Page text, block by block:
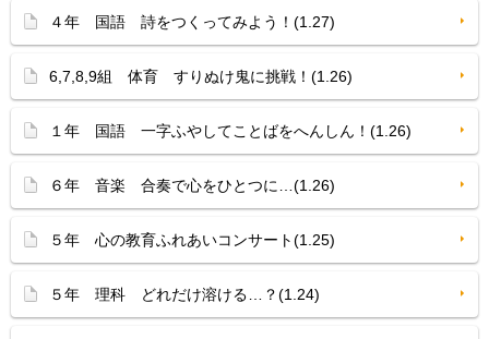
４年 国語 詩をつくってみよう！(1.27)
6,7,8,9組 体育 すりぬけ鬼に挑戦！(1.26)
１年 国語 一字ふやしてことばをへんしん！(1.26)
６年 音楽 合奏で心をひとつに…(1.26)
５年 心の教育ふれあいコンサート(1.25)
５年 理科 どれだけ溶ける…？(1.24)